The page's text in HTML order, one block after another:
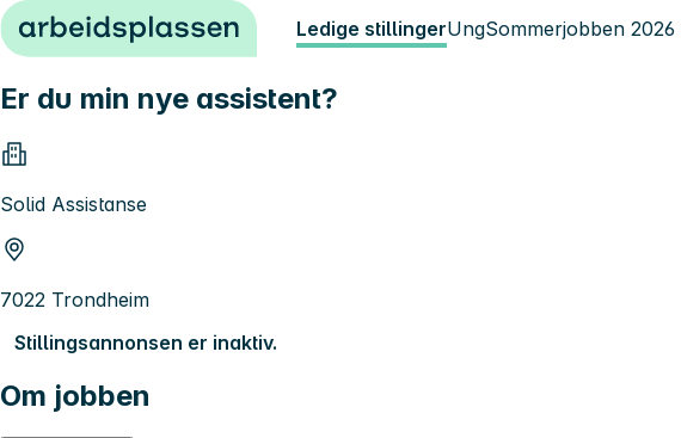
Hopp til innhold Ledige stillingerUngSommerjobben 2026
Er du min nye assistent?
Solid Assistanse
7022 Trondheim
Stillingsannonsen er inaktiv.
Om jobben